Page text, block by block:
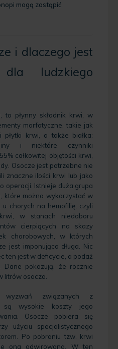
mogą zastąpić
i dlaczego jest
ludzkiego
to płynny składnik krwi, w
morfotyczne, takie jak
płytki krwi, a także białka:
i niektóre czynniki
całkowitej objętości krwi,
Osocze jest potrzebne nie
znaczne ilości krwi lub jako
operacji. Istnieje duża grupa
które można wykorzystać w
u chorych na hemofilię, czyli
w stanach niedoboru
cierpiących na skazy
chorobowych, w których
jest imponująco długa. Nic
ten jest w deficycie, a podaż
Dane pokazują, że rocznie
litrów osocza.
wyzwań związanych z
są wysokie koszty jego
Osocze pobiera się
użyciu specjalistycznego
Po pobraniu tzw. krwi
ona odwirowana. W ten